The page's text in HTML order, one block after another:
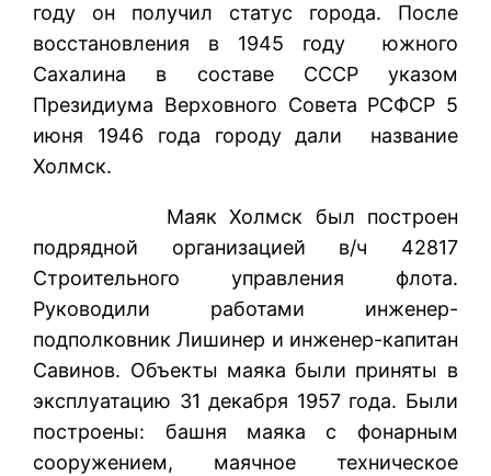
году он получил статус города. После
восстановления в 1945 году южного
Сахалина в составе СССР указом
Президиума Верховного Совета РСФСР 5
июня 1946 года городу дали название
Холмск.
Маяк Холмск был построен
подрядной организацией в/ч 42817
Строительного управления флота.
Руководили работами инженер-
подполковник Лишинер и инженер-капитан
Савинов. Объекты маяка были приняты в
эксплуатацию 31 декабря 1957 года. Были
построены: башня маяка с фонарным
сооружением, маячное техническое